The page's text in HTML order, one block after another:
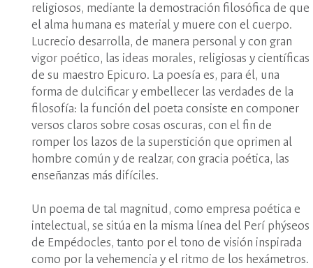
religiosos, mediante la demostración filosófica de que
el alma humana es material y muere con el cuerpo.
Lucrecio desarrolla, de manera personal y con gran
vigor poético, las ideas morales, religiosas y científicas
de su maestro Epicuro. La poesía es, para él, una
forma de dulcificar y embellecer las verdades de la
filosofía: la función del poeta consiste en componer
versos claros sobre cosas oscuras, con el fin de
romper los lazos de la superstición que oprimen al
hombre común y de realzar, con gracia poética, las
enseñanzas más difíciles.
Un poema de tal magnitud, como empresa poética e
intelectual, se sitúa en la misma línea del Perí phýseos
de Empédocles, tanto por el tono de visión inspirada
como por la vehemencia y el ritmo de los hexámetros.